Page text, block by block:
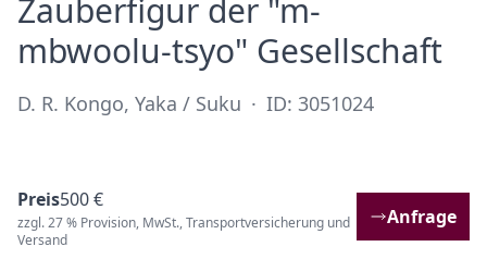
Zauberfigur der "m-
mbwoolu-tsyo" Gesellschaft·
D. R. Kongo, Yaka / Suku · ID: 3051024
Preis500 €
zzgl. 27 % Provision, MwSt., Transportversicherung und
Versand
Anfrage